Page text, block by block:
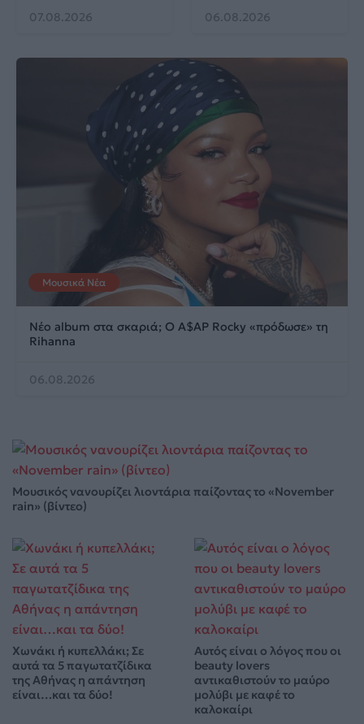
07.08.2026 06.08.2026
Μουσικά Νέα
Νέο album στα σκαριά; Ο A$AP Rocky «πρόδωσε» τη
Rihanna
06.08.2026
Μουσικός νανουρίζει λιοντάρια παίζοντας το «November
rain» (βίντεο)
Χωνάκι ή κυπελλάκι; Σε
αυτά τα 5 παγωτατζίδικα
της Αθήνας η απάντηση
είναι…και τα δύο!
Αυτός είναι ο λόγος που οι
beauty lovers
αντικαθιστούν το μαύρο
μολύβι με καφέ το
καλοκαίρι